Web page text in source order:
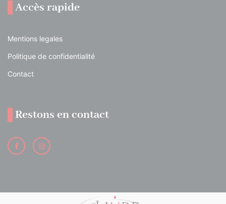
Accès rapide
Mentions legales
Politique de confidentialité
Contact
Restons en contact